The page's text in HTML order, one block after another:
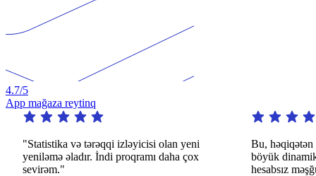
4.7/5
App mağaza reytinq
və tərəqqi izləyicisi olan yeni
əladır. İndi proqramı daha çox
Bu, həqiqətən də
böyük dinamik və
hesabsız